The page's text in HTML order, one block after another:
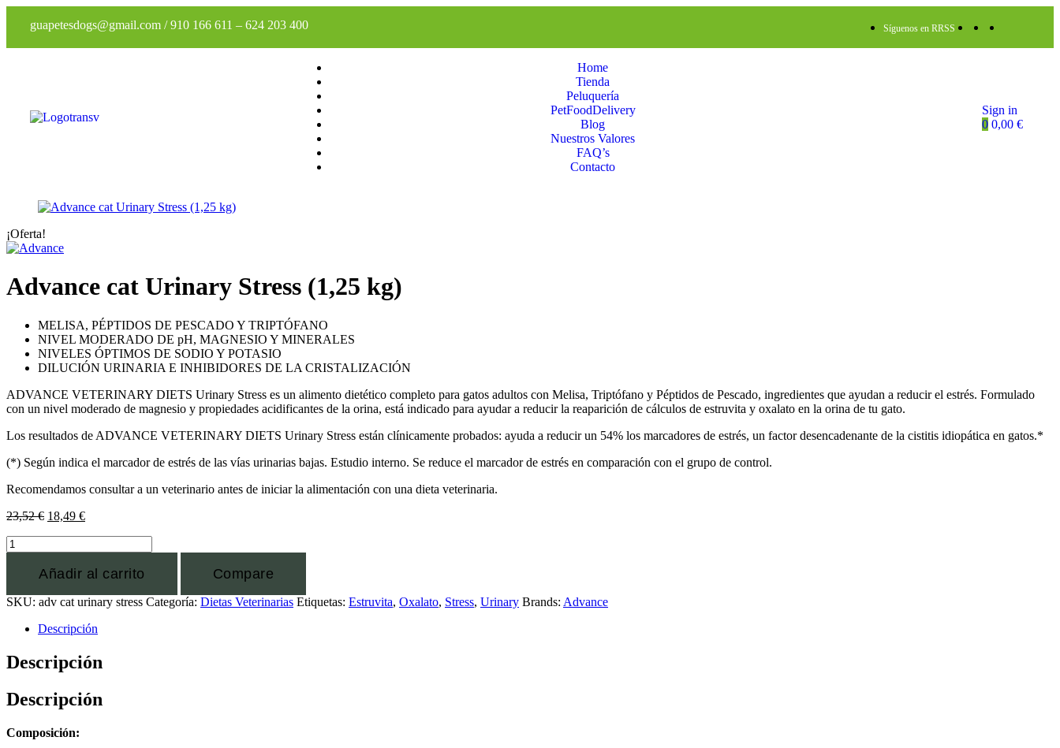
guapetesdogs@gmail.com /910 166 611 – 624 203 400 Síguenos en RRSS
Home
Tienda
Peluquería
PetFoodDelivery
Blog
Nuestros Valores
FAQ’s
Contacto
Sign in
0 0,00 €
¡Oferta!
Advance cat Urinary Stress (1,25 kg)
MELISA, PÉPTIDOS DE PESCADO Y TRIPTÓFANO
NIVEL MODERADO DE pH, MAGNESIO Y MINERALES
NIVELES ÓPTIMOS DE SODIO Y POTASIO
DILUCIÓN URINARIA E INHIBIDORES DE LA CRISTALIZACIÓN
ADVANCE VETERINARY DIETS Urinary Stress es un alimento dietético completo para gatos adultos con Melisa, Triptófano y Péptidos de Pescado, ingredientes que ayudan a reducir el estrés. Formulado
con un nivel moderado de magnesio y propiedades acidificantes de la orina, está indicado para ayudar a reducir la reaparición de cálculos de estruvita y oxalato en la orina de tu gato.
Los resultados de ADVANCE VETERINARY DIETS Urinary Stress están clínicamente probados: ayuda a reducir un 54% los marcadores de estrés, un factor desencadenante de la cistitis idiopática en gatos.*
(*) Según indica el marcador de estrés de las vías urinarias bajas. Estudio interno. Se reduce el marcador de estrés en comparación con el grupo de control.
Recomendamos consultar a un veterinario antes de iniciar la alimentación con una dieta veterinaria.
23,52€ 18,49 €
Añadir al carrito Compare
SKU: adv cat urinary stress Categoría: Dietas Veterinarias Etiquetas: Estruvita, Oxalato, Stress, Urinary Brands: Advance
Descripción
Descripción
Descripción
Composición: